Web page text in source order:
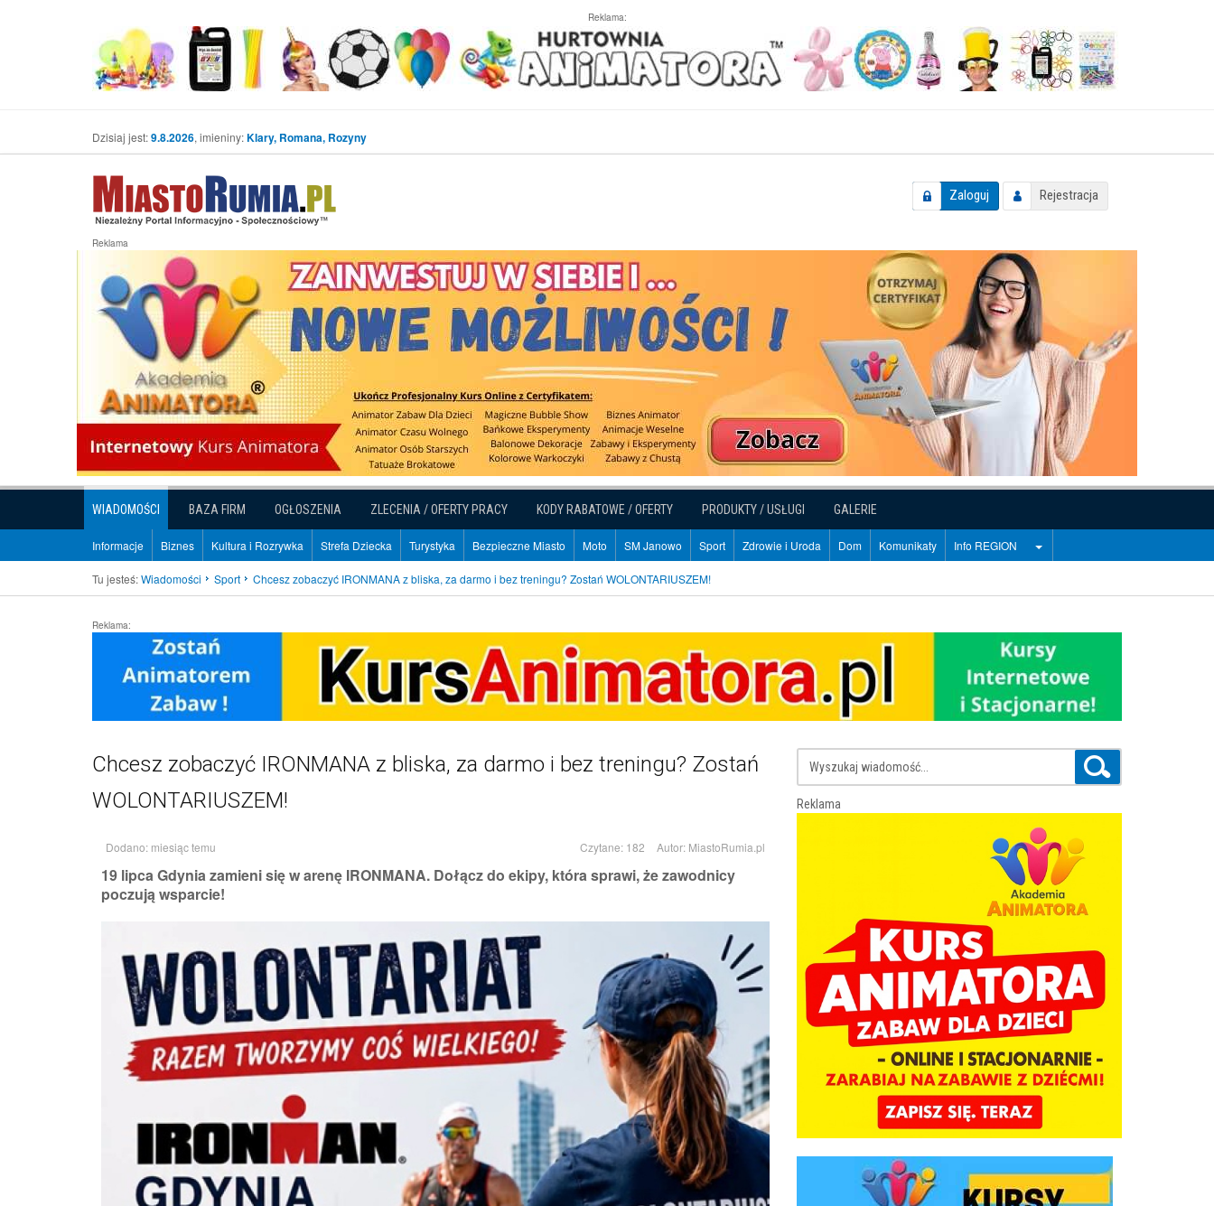
Reklama:
Dzisiaj jest:9.8.2026, imieniny:Klary, Romana, Rozyny
Zaloguj Rejestracja
Reklama
WIADOMOŚCI BAZA FIRM OGŁOSZENIA ZLECENIA / OFERTY PRACY KODY RABATOWE / OFERTY PRODUKTY / USŁUGI GALERIE
Informacje Biznes Kultura i Rozrywka Strefa Dziecka Turystyka Bezpieczne Miasto Moto SM Janowo Sport Zdrowie i Uroda Dom Komunikaty Info REGION
Tu jesteś:Wiadomości Sport Chcesz zobaczyć IRONMANA z bliska, za darmo i bez treningu? Zostań WOLONTARIUSZEM!
Reklama:
Chcesz zobaczyć IRONMANA z bliska, za darmo i bez treningu? Zostań
WOLONTARIUSZEM!
Dodano: miesiąc temu Czytane: 182 Autor: MiastoRumia.pl
19 lipca Gdynia zamieni się w arenę IRONMANA. Dołącz do ekipy, która sprawi, że zawodnicy
poczują wsparcie!
Reklama